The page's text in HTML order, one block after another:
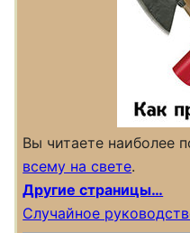
Вы читаете наиболее
всему на свете.
Другие страницы…
Случайное